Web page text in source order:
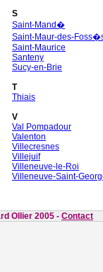
S
Saint-Mand�
Saint-Maur-des-
Saint-Maurice
Santeny
Sucy-en-Brie
T
Thiais
V
Val Pompadour
Valenton
Villecresnes
Villejuif
Villeneuve-le-Roi
Villeneuve-Saint-
Ollier 2005 - Contact